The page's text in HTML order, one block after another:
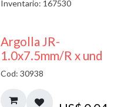
Inventario: 167530
Argolla JR-
1.0x7.5mm/R x und
Cod: 30938